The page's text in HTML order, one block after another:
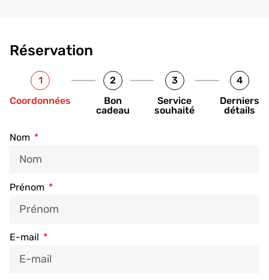
Réservation
1
Coordonnées
2
Bon
cadeau
3
Service
souhaité
4
Derniers
détails
Nom
Prénom
E-mail